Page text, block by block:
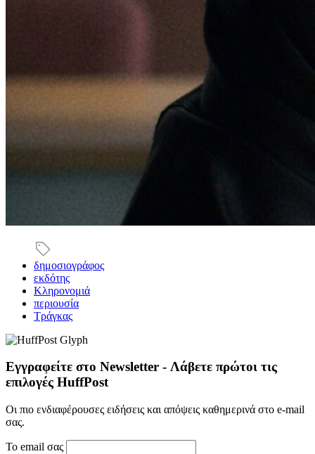
δημοσιογράφος
εκδότης
Κληρονομιά
περιουσία
Τράγκας
Εγγραφείτε στο Newsletter - Λάβετε πρώτοι τις
επιλογές HuffPost
Οι πιο ενδιαφέρουσες ειδήσεις και απόψεις καθημερινά στο e-mail
σας.
Το email σας